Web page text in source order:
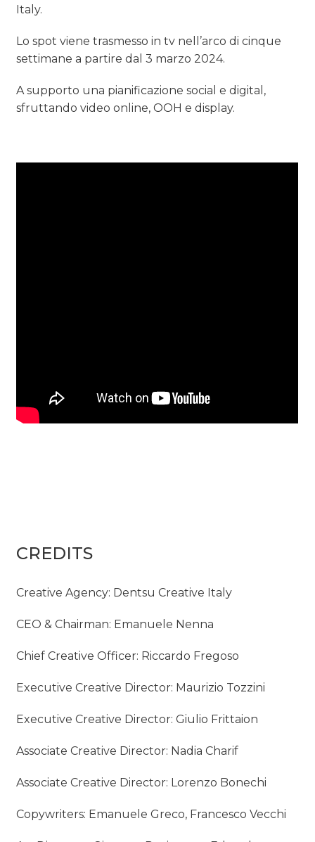
Italy.
Lo spot viene trasmesso in tv nell’arco di cinque
settimane a partire dal 3 marzo 2024.
A supporto una pianificazione social e digital,
sfruttando video online, OOH e display.
CREDITS
Creative Agency: Dentsu Creative Italy
CEO & Chairman: Emanuele Nenna
Chief Creative Officer: Riccardo Fregoso
Executive Creative Director: Maurizio Tozzini
Executive Creative Director: Giulio Frittaion
Associate Creative Director: Nadia Charif
Associate Creative Director: Lorenzo Bonechi
Copywriters: Emanuele Greco, Francesco Vecchi